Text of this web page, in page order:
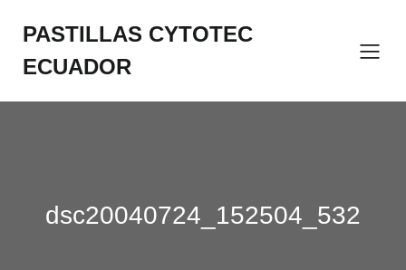
contenido
PASTILLAS CYTOTEC
ECUADOR
dsc20040724_152504_532